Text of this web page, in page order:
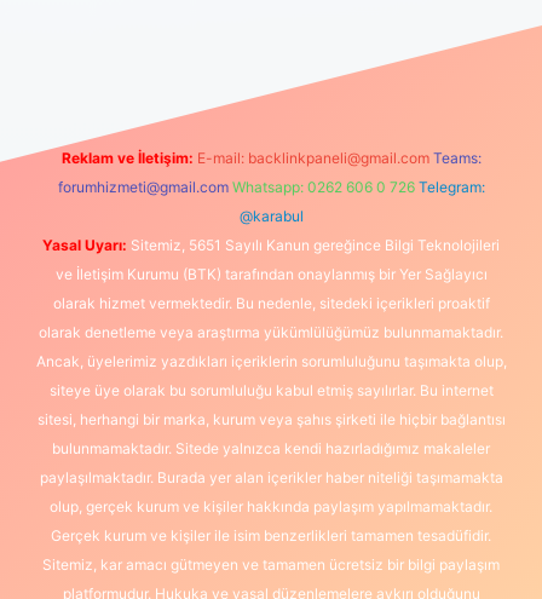
Reklam ve İletişim: E-mail: backlinkpaneli@gmail.com Teams:
forumhizmeti@gmail.com Whatsapp: 0262 606 0 726 Telegram:
@karabul
Yasal Uyarı: Sitemiz, 5651 Sayılı Kanun gereğince Bilgi Teknolojileri
ve İletişim Kurumu (BTK) tarafından onaylanmış bir Yer Sağlayıcı
olarak hizmet vermektedir. Bu nedenle, sitedeki içerikleri proaktif
olarak denetleme veya araştırma yükümlülüğümüz bulunmamaktadır.
Ancak, üyelerimiz yazdıkları içeriklerin sorumluluğunu taşımakta olup,
siteye üye olarak bu sorumluluğu kabul etmiş sayılırlar. Bu internet
sitesi, herhangi bir marka, kurum veya şahıs şirketi ile hiçbir bağlantısı
bulunmamaktadır. Sitede yalnızca kendi hazırladığımız makaleler
paylaşılmaktadır. Burada yer alan içerikler haber niteliği taşımamakta
olup, gerçek kurum ve kişiler hakkında paylaşım yapılmamaktadır.
Gerçek kurum ve kişiler ile isim benzerlikleri tamamen tesadüfidir.
Sitemiz, kar amacı gütmeyen ve tamamen ücretsiz bir bilgi paylaşım
platformudur. Hukuka ve yasal düzenlemelere aykırı olduğunu